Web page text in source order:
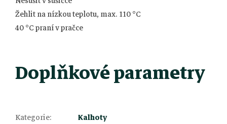
Žehlit na nízkou teplotu, max. 110 °C
40 °C praní v pračce
Doplňkové parametry
Kategorie:
Kalhoty